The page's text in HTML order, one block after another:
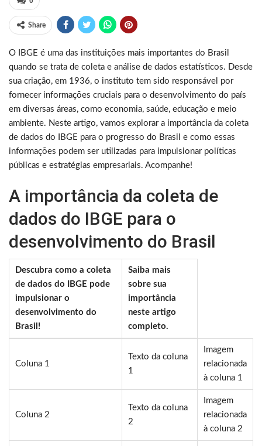
Share
O IBGE é uma das instituições mais importantes do Brasil
quando se trata de coleta e análise de dados estatísticos. Desde
sua criação, em 1936, o instituto tem sido responsável por
fornecer informações cruciais para o desenvolvimento do país
em diversas áreas, como economia, saúde, educação e meio
ambiente. Neste artigo, vamos explorar a importância da coleta
de dados do IBGE para o progresso do Brasil e como essas
informações podem ser utilizadas para impulsionar políticas
públicas e estratégias empresariais. Acompanhe!
A importância da coleta de
dados do IBGE para o
desenvolvimento do Brasil
Descubra como a coleta
de dados do IBGE pode
impulsionar o
desenvolvimento do
Brasil!
Saiba mais
sobre sua
importância
neste artigo
completo.
Coluna 1
Texto da coluna
1
Imagem
relacionada
à coluna 1
Coluna 2
Texto da coluna
2
Imagem
relacionada
à coluna 2